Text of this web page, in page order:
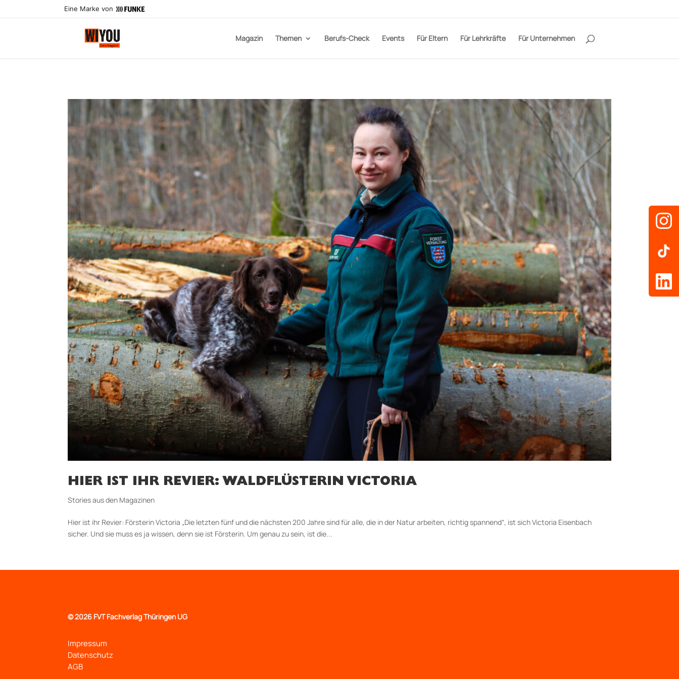
Eine Marke von
Magazin Themen Berufs-Check Events Für Eltern Für Lehrkräfte Für Unternehmen
HIER IST IHR REVIER: WALDFLÜSTERIN VICTORIA
Stories aus den Magazinen
Hier ist ihr Revier: Försterin Victoria „Die letzten fünf und die nächsten 200 Jahre sind für alle, die in der Natur arbeiten, richtig spannend“, ist sich Victoria Eisenbach
sicher. Und sie muss es ja wissen, denn sie ist Försterin. Um genau zu sein, ist die...
©2026 FVT Fachverlag Thüringen UG
Impressum
Datenschutz
AGB